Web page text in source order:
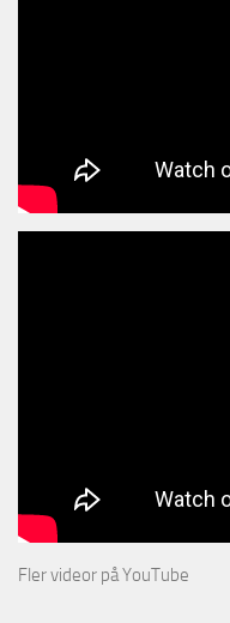
Fler videor på YouTube